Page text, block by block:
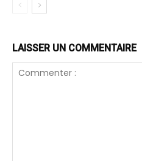
LAISSER UN COMMENTAIRE